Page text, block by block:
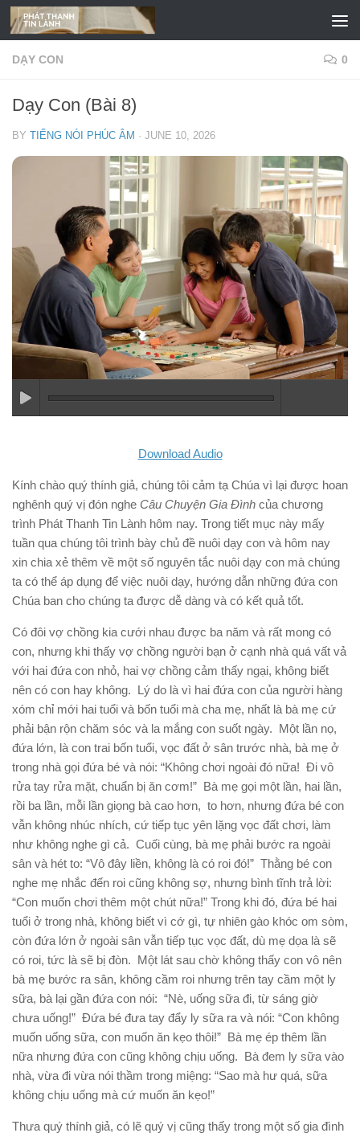
Skip to content
DẠY CON 0
Dạy Con (Bài 8)
BY TIẾNG NÓI PHÚC ÂM · JUNE 10, 2026
Download Audio
Kính chào quý thính giả, chúng tôi cảm tạ Chúa vì lại được hoan
nghênh quý vị đón nghe Câu Chuyện Gia Đình của chương
trình Phát Thanh Tin Lành hôm nay. Trong tiết mục này mấy
tuần qua chúng tôi trình bày chủ đề nuôi dạy con và hôm nay
xin chia xẻ thêm về một số nguyên tắc nuôi dạy con mà chúng
ta có thể áp dụng để việc nuôi dạy, hướng dẫn những đứa con
Chúa ban cho chúng ta được dễ dàng và có kết quả tốt.
Có đôi vợ chồng kia cưới nhau được ba năm và rất mong có
con, nhưng khi thấy vợ chồng người bạn ở cạnh nhà quá vất vả
với hai đứa con nhỏ, hai vợ chồng cảm thấy ngại, không biết
nên có con hay không. Lý do là vì hai đứa con của người hàng
xóm chỉ mới hai tuổi và bốn tuổi mà cha mẹ, nhất là bà mẹ cứ
phải bận rộn chăm sóc và la mắng con suốt ngày. Một lần nọ,
đứa lớn, là con trai bốn tuổi, vọc đất ở sân trước nhà, bà mẹ ở
trong nhà gọi đứa bé và nói: “Không chơi ngoài đó nữa! Đi vô
rửa tay rửa mặt, chuẩn bị ăn cơm!” Bà mẹ gọi một lần, hai lần,
rồi ba lần, mỗi lần giọng bà cao hơn, to hơn, nhưng đứa bé con
vẫn không nhúc nhích, cứ tiếp tục yên lặng vọc đất chơi, làm
như không nghe gì cả. Cuối cùng, bà mẹ phải bước ra ngoài
sân và hét to: “Vô đây liền, không là có roi đó!” Thằng bé con
nghe mẹ nhắc đến roi cũng không sợ, nhưng bình tĩnh trả lời:
“Con muốn chơi thêm một chút nữa!” Trong khi đó, đứa bé hai
tuổi ở trong nhà, không biết vì cớ gì, tự nhiên gào khóc om sòm,
còn đứa lớn ở ngoài sân vẫn tiếp tục vọc đất, dù mẹ dọa là sẽ
có roi, tức là sẽ bị đòn. Một lát sau chờ không thấy con vô nên
bà mẹ bước ra sân, không cầm roi nhưng trên tay cầm một ly
sữa, bà lại gần đứa con nói: “Nè, uống sữa đi, từ sáng giờ
chưa uống!” Đứa bé đưa tay đẩy ly sữa ra và nói: “Con không
muốn uống sữa, con muốn ăn kẹo thôi!” Bà mẹ ép thêm lần
nữa nhưng đứa con cũng không chịu uống. Bà đem ly sữa vào
nhà, vừa đi vừa nói thầm trong miệng: “Sao mà hư quá, sữa
không chịu uống mà cứ muốn ăn kẹo!”
Thưa quý thính giả, có lẽ quý vị cũng thấy trong một số gia đình